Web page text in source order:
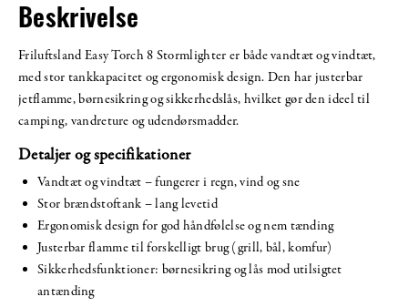
Beskrivelse
Friluftsland Easy Torch 8 Stormlighter er både vandtæt og vindtæt,
med stor tankkapacitet og ergonomisk design. Den har justerbar
jetflamme, børnesikring og sikkerhedslås, hvilket gør den ideel til
camping, vandreture og udendørsmadder.
Detaljer og specifikationer
Vandtæt og vindtæt – fungerer i regn, vind og sne
Stor brændstoftank – lang levetid
Ergonomisk design for god håndfølelse og nem tænding
Justerbar flamme til forskelligt brug (grill, bål, komfur)
Sikkerhedsfunktioner: børnesikring og lås mod utilsigtet
antænding